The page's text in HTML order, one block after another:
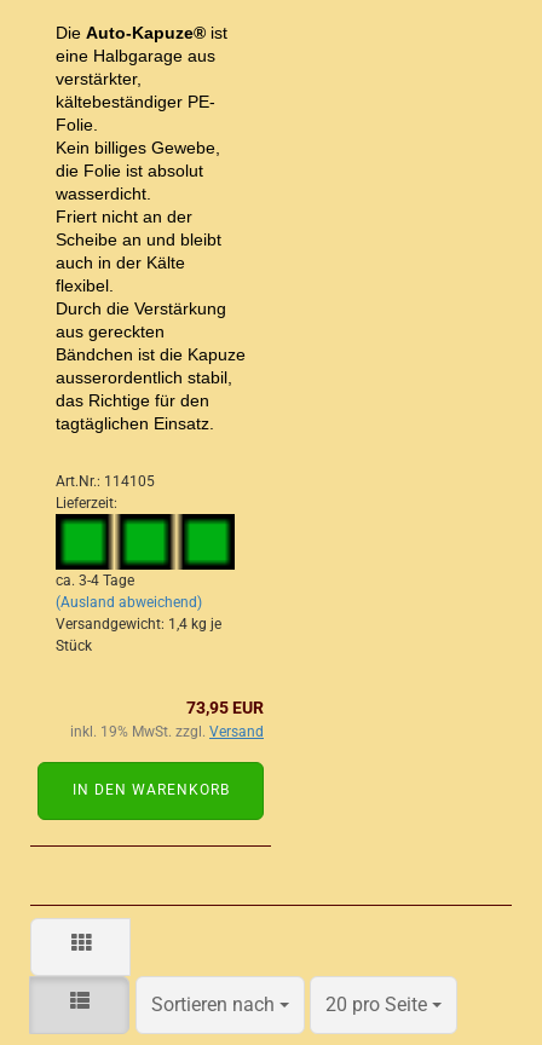
Die Auto-Kapuze® ist
eine Halbgarage aus
verstärkter,
kältebeständiger PE-
Folie.
Kein billiges Gewebe,
die Folie ist absolut
wasserdicht.
Friert nicht an der
Scheibe an und bleibt
auch in der Kälte
flexibel.
Durch die Verstärkung
aus gereckten
Bändchen ist die Kapuze
ausserordentlich stabil,
das Richtige für den
tagtäglichen Einsatz.
Art.Nr.: 114105
Lieferzeit:
ca. 3-4 Tage
(Ausland abweichend)
Versandgewicht: 1,4 kg je
Stück
73,95 EUR
inkl. 19% MwSt. zzgl. Versand
IN DEN WARENKORB
Sortieren nach
Sortieren nach 20 pro Seite
pro Seite